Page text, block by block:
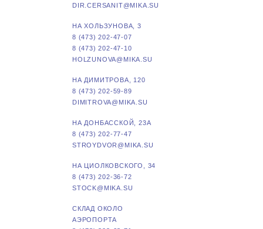
DIR.CERSANIT@MIKA.SU
НА ХОЛЬЗУНОВА, 3
8 (473) 202-47-07
8 (473) 202-47-10
HOLZUNOVA@MIKA.SU
НА ДИМИТРОВА, 120
8 (473) 202-59-89
DIMITROVA@MIKA.SU
НА ДОНБАССКОЙ, 23А
8 (473) 202-77-47
STROYDVOR@MIKA.SU
НА ЦИОЛКОВСКОГО, 34
8 (473) 202-36-72
STOCK@MIKA.SU
СКЛАД ОКОЛО
АЭРОПОРТА